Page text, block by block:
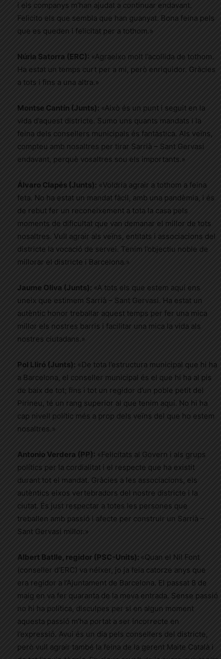
i els companys m’han ajudat a continuar endavant.
Felicito els que sembla que han guanyat. Bona feina pels
que es queden i felicitat per a tothom.»
Núria Satorra (ERC): «Agraeixo molt l’acollida de tothom.
Ha estat un temps curt per a mi, però enriquidor. Gràcies
a tots i fins a una altra.»
Montse Cantín (Junts): «Això és un punt i seguit en la
vida d’aquest districte. Sumo uns quants mandats i la
feina dels consellers municipals és fantàstica. Als veïns,
compteu amb nosaltres per tirar Sarrià – Sant Gervasi
endavant, perquè vosaltres sou els importants.»
Álvaro Clapés (Junts): «Voldria agrair a tothom a feina
feta. No ha estat un mandat fàcil, amb una pandèmia, i és
de rebut fer un reconeixement a tota la casa pels
moments de dificultat que van demanar el millor de tots
nosaltres. Vull agrair als veïns, entitats i associacions del
districte la vocació de servei. Tenim l’objectiu noble de
millorar el districte i Barcelona.»
Jaume Oliva (Junts): «A tots els que estem aquí ens
uneix que estimem Sarrià – Sant Gervasi. Ha estat un
autèntic honor treballar aquest temps per fer una mica
millor els nostres barris i facilitar una mica la vida als
nostres ciutadans.»
Pol Lliró (Junts): «De tota l’estructura municipal que hi ha
a Barcelona, el conseller municipal és el que hi ha al pis
de baix de tot; fins i tot un regidor d’un poble petit del
Pirineu, té un rang superior al que tenim aquí. No hi ha
cap nivell polític més a prop dels veïns del que ho estem
nosaltres.»
Antonio Verdera (PP): «Felicitats al Govern i als grups
polítics per la cordialitat i el respecte que ha existit
durant tot el mandat. Gràcies a les associacions, els
autèntics eixos vertebradors del nostre districte i la
ciutat. És just respectar a totes les persones que
treballen amb passió i afecte per construir un Sarrià –
Sant Gervasi millor.»
Albert Batlle, regidor (PSC-Units): «Quan el Nil Font
(conseller d’ERC) va néixer, jo ja feia catorze anys que
era regidor a l’Ajuntament de Barcelona. El passat 8 de
maig en va fer quaranta de la meva entrada. Sense passió
no hi ha política, disculpes per si en algun moment
aquesta passió m’ha portat a ser incorrecte en
l’expressió. Avui és un dia pels consellers del districte,
però vull agrair també la feina de la gerent Maite Català i